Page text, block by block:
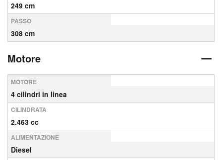
249 cm
PASSO
308 cm
Motore
MOTORE
4 cilindri in linea
CILINDRATA
2.463 cc
ALIMENTAZIONE
Diesel